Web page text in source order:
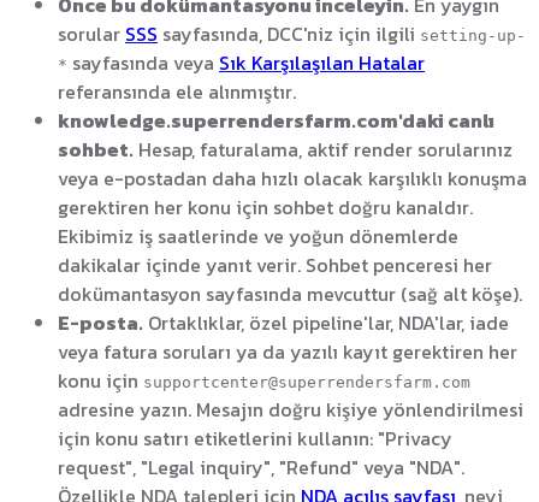
sorular SSS sayfasında, DCC'niz için ilgili setting-up-
* sayfasında veya Sık Karşılaşılan Hatalar
referansında ele alınmıştır.
knowledge.superrendersfarm.com'daki canlı
sohbet. Hesap, faturalama, aktif render sorularınız
veya e-postadan daha hızlı olacak karşılıklı konuşma
gerektiren her konu için sohbet doğru kanaldır.
Ekibimiz iş saatlerinde ve yoğun dönemlerde
dakikalar içinde yanıt verir. Sohbet penceresi her
dokümantasyon sayfasında mevcuttur (sağ alt köşe).
E-posta. Ortaklıklar, özel pipeline'lar, NDA'lar, iade
veya fatura soruları ya da yazılı kayıt gerektiren her
konu için supportcenter@superrendersfarm.com
adresine yazın. Mesajın doğru kişiye yönlendirilmesi
için konu satırı etiketlerini kullanın: "Privacy
request", "Legal inquiry", "Refund" veya "NDA".